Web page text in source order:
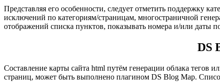
Представляя его особенности, следует отметить поддержку
исключений по категориям/страницам, многостраничной
отображений списка пунктов, показывать номера и/или даты
DS
Составление карты сайта html путём генерации облака тегов
страниц, может быть выполнено плагином DS Blog Map.